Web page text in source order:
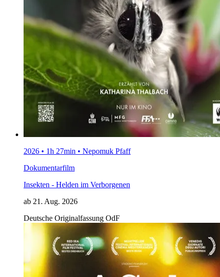
2026 • 1h 27min • Nepomuk Pfaff
Dokumentarfilm
Insekten - Helden im Verborgenen
ab 21. Aug. 2026
Deutsche Originalfassung OdF